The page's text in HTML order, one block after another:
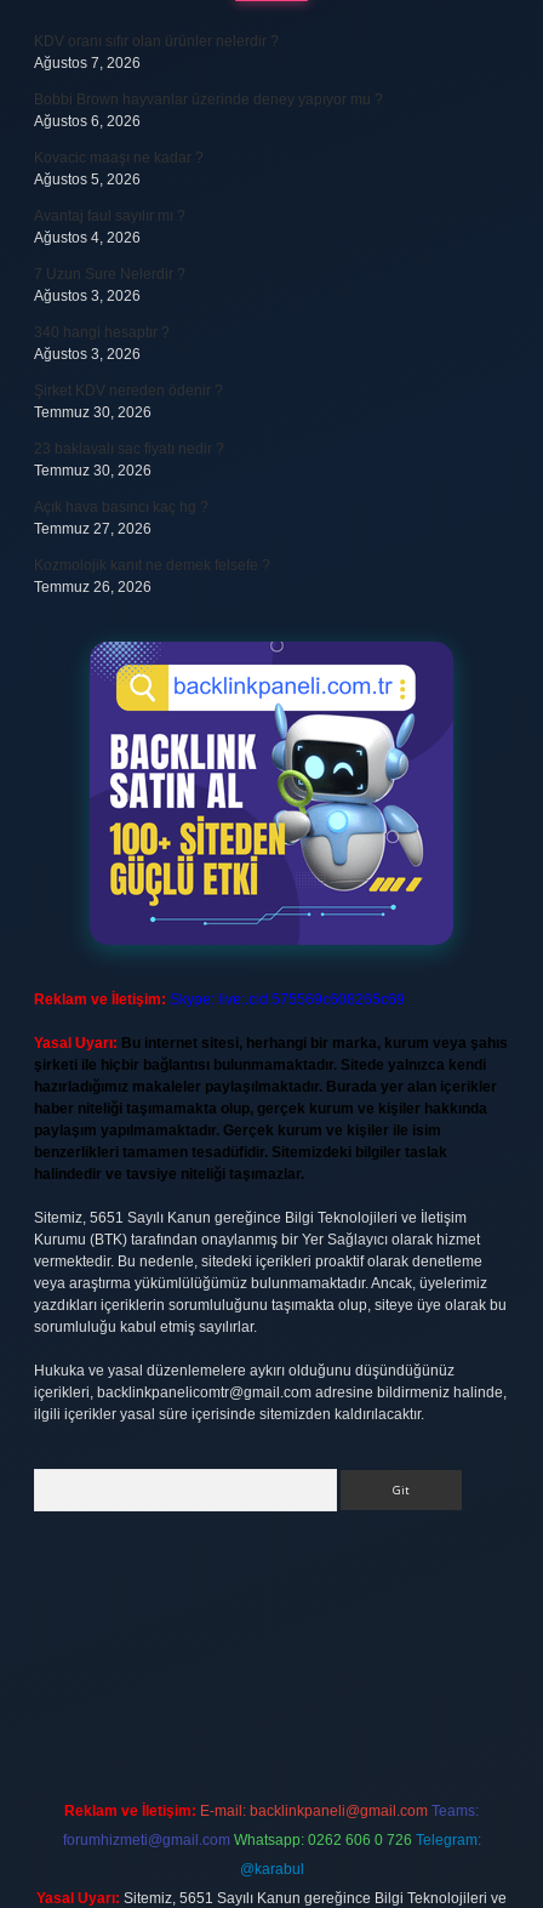
KDV oranı sıfır olan ürünler nelerdir ?
Ağustos 7, 2026
Bobbi Brown hayvanlar üzerinde deney yapıyor mu ?
Ağustos 6, 2026
Kovacic maaşı ne kadar ?
Ağustos 5, 2026
Avantaj faul sayılır mı ?
Ağustos 4, 2026
7 Uzun Sure Nelerdir ?
Ağustos 3, 2026
340 hangi hesaptır ?
Ağustos 3, 2026
Şirket KDV nereden ödenir ?
Temmuz 30, 2026
23 baklavalı sac fiyatı nedir ?
Temmuz 30, 2026
Açık hava basıncı kaç hg ?
Temmuz 27, 2026
Kozmolojik kanıt ne demek felsefe ?
Temmuz 26, 2026
Reklam ve İletişim: Skype: live:.cid.575569c608265c69
Yasal Uyarı: Bu internet sitesi, herhangi bir marka, kurum veya şahıs
şirketi ile hiçbir bağlantısı bulunmamaktadır. Sitede yalnızca kendi
hazırladığımız makaleler paylaşılmaktadır. Burada yer alan içerikler
haber niteliği taşımamakta olup, gerçek kurum ve kişiler hakkında
paylaşım yapılmamaktadır. Gerçek kurum ve kişiler ile isim
benzerlikleri tamamen tesadüfidir. Sitemizdeki bilgiler taslak
halindedir ve tavsiye niteliği taşımazlar.
Sitemiz, 5651 Sayılı Kanun gereğince Bilgi Teknolojileri ve İletişim
Kurumu (BTK) tarafından onaylanmış bir Yer Sağlayıcı olarak hizmet
vermektedir. Bu nedenle, sitedeki içerikleri proaktif olarak denetleme
veya araştırma yükümlülüğümüz bulunmamaktadır. Ancak, üyelerimiz
yazdıkları içeriklerin sorumluluğunu taşımakta olup, siteye üye olarak bu
sorumluluğu kabul etmiş sayılırlar.
Hukuka ve yasal düzenlemelere aykırı olduğunu düşündüğünüz
içerikleri, backlinkpanelicomtr@gmail.com adresine bildirmeniz halinde,
ilgili içerikler yasal süre içerisinde sitemizden kaldırılacaktır.
Reklam ve İletişim: E-mail: backlinkpaneli@gmail.com Teams:
forumhizmeti@gmail.com Whatsapp: 0262 606 0 726 Telegram:
@karabul
Yasal Uyarı: Sitemiz, 5651 Sayılı Kanun gereğince Bilgi Teknolojileri ve